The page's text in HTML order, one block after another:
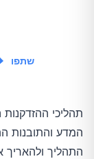
שתפו
תהליכי
המדע והתובנות
התהליך